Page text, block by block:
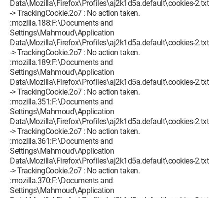
Data\Mozilla\Firefox\Profiles\aj2k1d5a.default\cookies-2.txt
-> TrackingCookie.2o7 : No action taken.
:mozilla.188:F:\Documents and
Settings\Mahmoud\Application
Data\Mozilla\Firefox\Profiles\aj2k1d5a.default\cookies-2.txt
-> TrackingCookie.2o7 : No action taken.
:mozilla.189:F:\Documents and
Settings\Mahmoud\Application
Data\Mozilla\Firefox\Profiles\aj2k1d5a.default\cookies-2.txt
-> TrackingCookie.2o7 : No action taken.
:mozilla.351:F:\Documents and
Settings\Mahmoud\Application
Data\Mozilla\Firefox\Profiles\aj2k1d5a.default\cookies-2.txt
-> TrackingCookie.2o7 : No action taken.
:mozilla.361:F:\Documents and
Settings\Mahmoud\Application
Data\Mozilla\Firefox\Profiles\aj2k1d5a.default\cookies-2.txt
-> TrackingCookie.2o7 : No action taken.
:mozilla.370:F:\Documents and
Settings\Mahmoud\Application